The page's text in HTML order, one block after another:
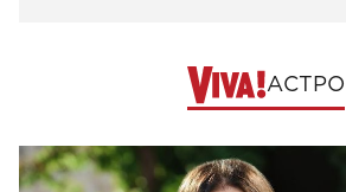
АСТРО